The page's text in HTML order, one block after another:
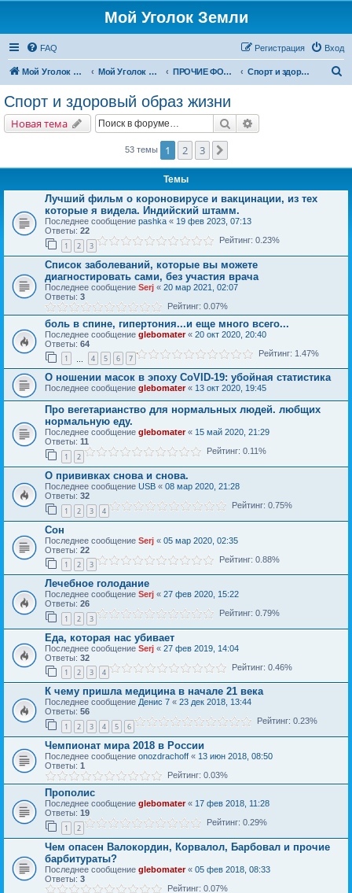
Мой Уголок Земли
FAQ Вход
Регистрация
Мой Уголок Земли Мой Уголок Земли ПРОЧИЕ ФОРУМЫ Спорт и здоровый образ жизни
Спорт и здоровый образ жизни
Новая тема Поиск
53 темы 1 2 3
Темы
Лучший фильм о короновирусе и вакцинации, из тех
которые я видела. Индийский штамм.
Последнее сообщение pashka « 19 фев 2023, 07:13
Ответы: 22
1 2 3
Рейтинг: 0.23%
Список заболеваний, которые вы можете
диагностировать сами, без участия врача
Последнее сообщение Serj « 20 мар 2021, 02:07
Ответы: 3
Рейтинг: 0.07%
боль в спине, гипертония...и еще много всего...
Последнее сообщение glebomater« 20 окт 2020, 20:40
Ответы: 64
1 4 5 6 7
Рейтинг: 1.47%
О ношении масок в эпоху CoVID-19: убойная статистика
Последнее сообщение glebomater« 13 окт 2020, 19:45
Про вегетарианство для нормальных людей. любщих
нормальную еду.
Последнее сообщение glebomater« 15 май 2020, 21:29
Ответы: 11
1 2
Рейтинг: 0.11%
О прививках снова и снова.
Последнее сообщение USB « 08 мар 2020, 21:28
Ответы: 32
1 2 3 4
Рейтинг: 0.75%
Сон
Последнее сообщение Serj « 05 мар 2020, 02:35
Ответы: 22
1 2 3
Рейтинг: 0.88%
Лечебное голодание
Последнее сообщение Serj « 27 фев 2020, 15:22
Ответы: 26
1 2 3
Рейтинг: 0.79%
Еда, которая нас убивает
Последнее сообщение Serj « 27 фев 2019, 14:04
Ответы: 32
1 2 3 4
Рейтинг: 0.46%
К чему пришла медицина в начале 21 века
Последнее сообщение Денис 7 « 23 дек 2018, 13:44
Ответы: 56
1 2 3 4 5 6
Рейтинг: 0.23%
Чемпионат мира 2018 в России
Последнее сообщение onozdrachoff « 13 июн 2018, 08:50
Ответы: 1
Рейтинг: 0.03%
Прополис
Последнее сообщение glebomater« 17 фев 2018, 11:28
Ответы: 19
1 2
Рейтинг: 0.29%
Чем опасен Валокордин, Корвалол, Барбовал и прочие
барбитураты?
Последнее сообщение glebomater« 05 фев 2018, 08:33
Ответы: 3
Рейтинг: 0.07%